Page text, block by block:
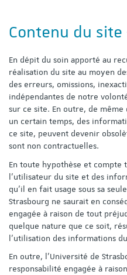
Contenu du
En dépit du soin apporté au
réalisation du site au moyen
des erreurs, omissions,
indépendantes de notre
sur ce site. En outre, de
un certain temps, des
ce site, peuvent devenir
sont non contractuelles.
En toute hypothèse et compte
l'utilisateur du site et des
qu'il en fait usage sous sa
Strasbourg ne saurait en
engagée à raison de tout
quelque nature que ce soit,
l'utilisation des informations
En outre, l'Université de
responsabilité engagée à